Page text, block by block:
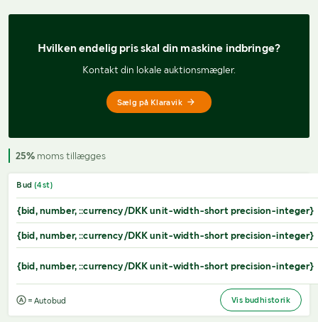
Hvilken endelig pris skal din maskine indbringe?
Kontakt din lokale auktionsmægler.
Sælg på Klaravik
25% moms tillægges
Bud (4st)
{bid, number, ::currency/DKK unit-width-short precision-integer}
{bid, number, ::currency/DKK unit-width-short precision-integer}
{bid, number, ::currency/DKK unit-width-short precision-integer}
= Autobud Vis budhistorik